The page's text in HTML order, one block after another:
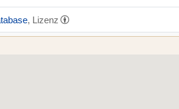
, Lizenz